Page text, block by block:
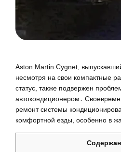
Aston Martin Cygnet,
несмотря на свои компактные
статус, также подвержен
автокондиционером․
ремонт системы
комфортной езды, особенно в